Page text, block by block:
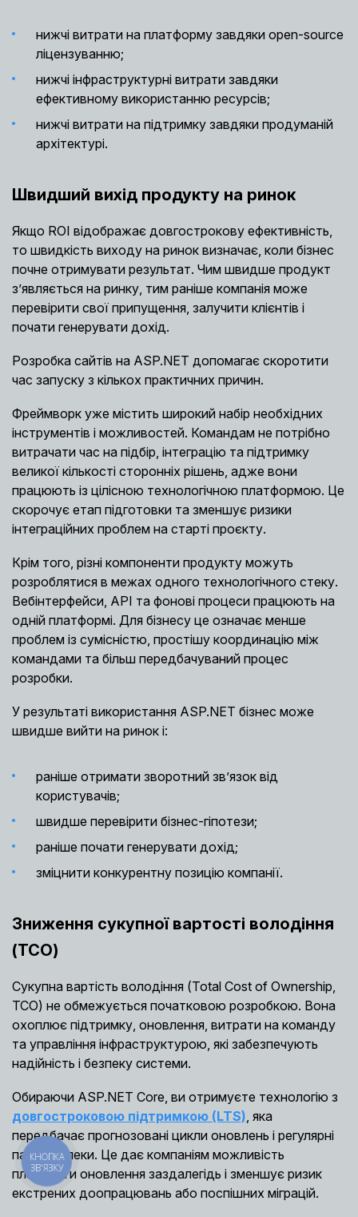
нижчі витрати на платформу завдяки open-source
ліцензуванню;
нижчі інфраструктурні витрати завдяки
ефективному використанню ресурсів;
нижчі витрати на підтримку завдяки продуманій
архітектурі.
Швидший вихід продукту на ринок
Якщо ROI відображає довгострокову ефективність,
то швидкість виходу на ринок визначає, коли бізнес
почне отримувати результат. Чим швидше продукт
з’являється на ринку, тим раніше компанія може
перевірити свої припущення, залучити клієнтів і
почати генерувати дохід.
Розробка сайтів на ASP.NET допомагає скоротити
час запуску з кількох практичних причин.
Фреймворк уже містить широкий набір необхідних
інструментів і можливостей. Командам не потрібно
витрачати час на підбір, інтеграцію та підтримку
великої кількості сторонніх рішень, адже вони
працюють із цілісною технологічною платформою. Це
скорочує етап підготовки та зменшує ризики
інтеграційних проблем на старті проєкту.
Крім того, різні компоненти продукту можуть
розроблятися в межах одного технологічного стеку.
Вебінтерфейси, API та фонові процеси працюють на
одній платформі. Для бізнесу це означає менше
проблем із сумісністю, простішу координацію між
командами та більш передбачуваний процес
розробки.
У результаті використання ASP.NET бізнес може
швидше вийти на ринок і:
раніше отримати зворотний зв’язок від
користувачів;
швидше перевірити бізнес-гіпотези;
раніше почати генерувати дохід;
зміцнити конкурентну позицію компанії.
Зниження сукупної вартості володіння
(TCO)
Сукупна вартість володіння (Total Cost of Ownership,
TCO) не обмежується початковою розробкою. Вона
охоплює підтримку, оновлення, витрати на команду
та управління інфраструктурою, які забезпечують
надійність і безпеку системи.
Обираючи ASP.NET Core, ви отримуєте технологію з
довгостроковою підтримкою (LTS) , яка
передбачає прогнозовані цикли оновлень і регулярні
патчі безпеки. Це дає компаніям можливість
планувати оновлення заздалегідь і зменшує ризик
екстрених доопрацювань або поспішних міграцій.
КНОПКА
ЗВ'ЯЗКУ